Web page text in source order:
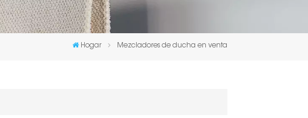
Hogar Mezcladores de ducha en venta